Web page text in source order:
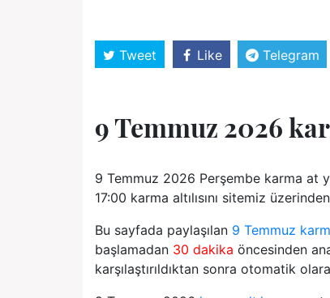
Tweet Like Telegram
9 Temmuz 2026
9 Temmuz 2026 Perşembe karma at
17:00 karma altılısını sitemiz
Bu sayfada paylaşılan 9 Temmuz
başlamadan 30 dakika öncesinden
karşılaştırıldıktan sonra otomatik